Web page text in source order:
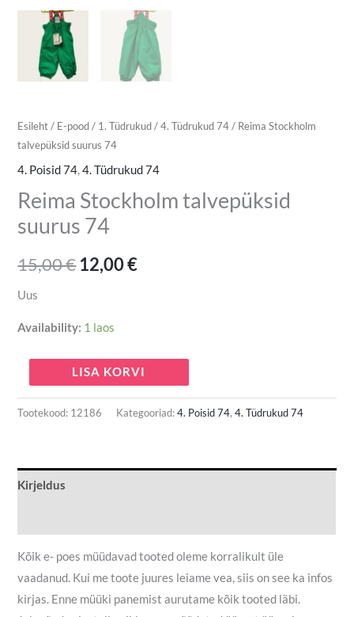
Esileht/ E-pood/ 1. Tüdrukud/4. Tüdrukud 74/ Reima Stockholm
talvepüksid suurus 74
4. Poisid 74,4. Tüdrukud 74
Reima Stockholm talvepüksid
suurus 74
15,00€ 12,00€
Uus
Availability: 1 laos
LISA KORVI
Tootekood: 12186 Kategooriad:4. Poisid 74,4. Tüdrukud 74
Kirjeldus
Kõik e- poes müüdavad tooted oleme korralikult üle
vaadanud. Kui me toote juures leiame vea, siis on see ka infos
kirjas. Enne müüki panemist aurutame kõik tooted läbi.